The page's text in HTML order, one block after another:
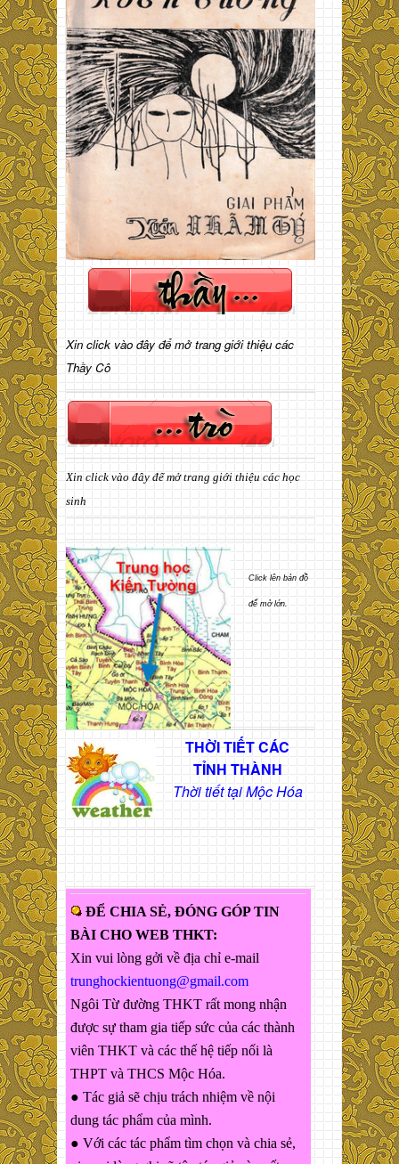
Xin click vào đây để mở trang giới thiệu các
Thầy Cô
Xin click vào đây để mở trang giới thiệu các học
sinh
Click lên bản đồ
để mở lớn.
THỜI TIẾT CÁC
TỈNH THÀNH
Thời tiết tại Mộc Hóa
ĐỂ CHIA SẺ, ĐÓNG GÓP TIN
BÀI CHO WEB THKT:
Xin vui lòng gởi về địa chỉ e-mail
trunghockientuong@gmail.com
Ngôi Từ đường THKT rất mong nhận
được sự tham gia tiếp sức của các thành
viên THKT và các thế hệ tiếp nối là
THPT và THCS Mộc Hóa.
● Tác giả sẽ chịu trách nhiệm về nội
dung tác phẩm của mình.
● Với các tác phẩm tìm chọn và chia sẻ,